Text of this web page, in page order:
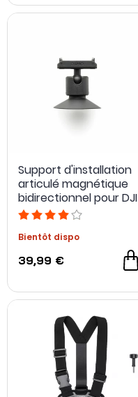
Support d'installation
articulé magnétique
bidirectionnel pour DJI
Osmo Nano
Bientôt dispo
39,99 €